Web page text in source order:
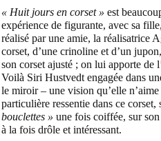
« Huit jours en corset » est
expérience de figurante, avec sa
réalisé par une amie, la réalisatrice
corset, d’une crinoline et d’un
son corset ajusté ; on lui apporte de
Voilà Siri Hustvedt engagée dans
le miroir – une vision qu’elle
particulière ressentie dans ce corset,
bouclettes » une fois coiffée, sur
à la fois drôle et intéressant.